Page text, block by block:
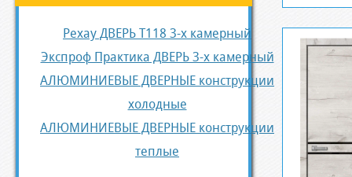
Рехау ДВЕРЬ Т118 3-х камерный
Экспроф Практика ДВЕРЬ 3-х камерный
АЛЮМИНИЕВЫЕ ДВЕРНЫЕ конструкции
холодные
АЛЮМИНИЕВЫЕ ДВЕРНЫЕ конструкции
теплые